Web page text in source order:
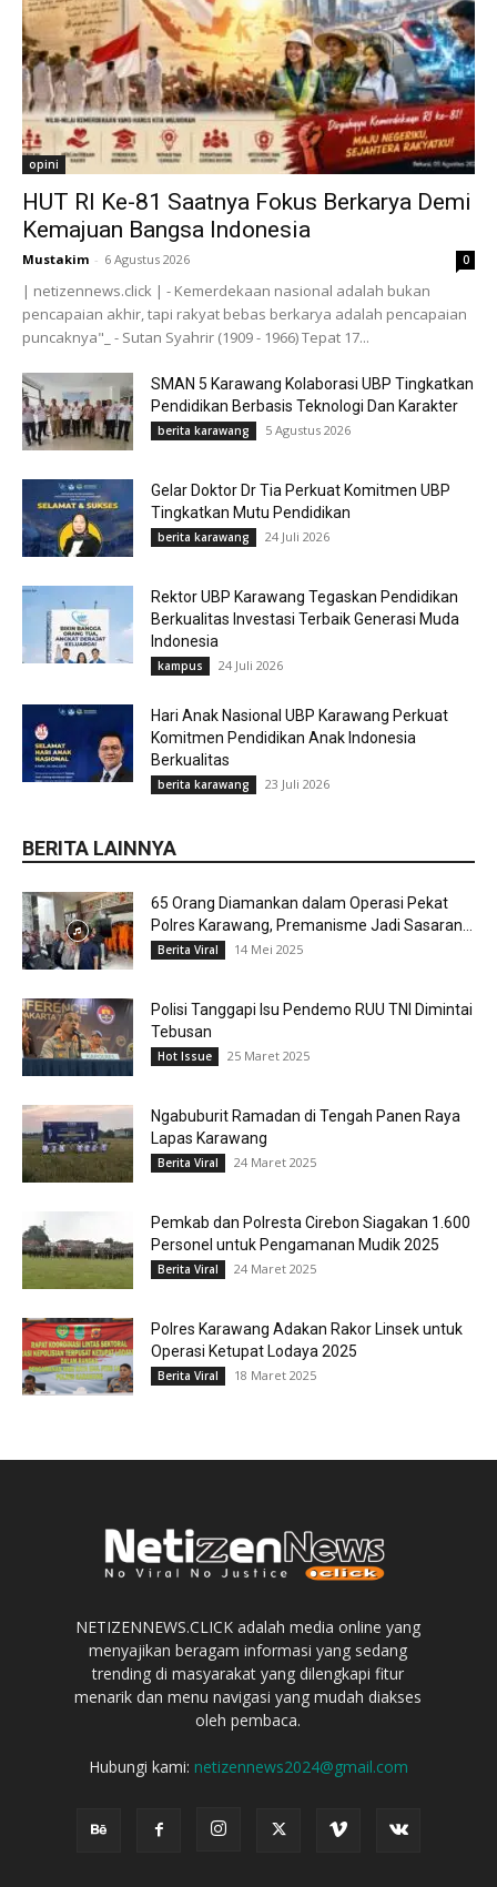
opini
HUT RI Ke-81 Saatnya Fokus Berkarya Demi
Kemajuan Bangsa Indonesia
Mustakim - 6 Agustus 2026 0
| netizennews.click | - Kemerdekaan nasional adalah bukan
pencapaian akhir, tapi rakyat bebas berkarya adalah pencapaian
puncaknya"_ - Sutan Syahrir (1909 - 1966) Tepat 17...
SMAN 5 Karawang Kolaborasi UBP Tingkatkan
Pendidikan Berbasis Teknologi Dan Karakter
berita karawang 5 Agustus 2026
Gelar Doktor Dr Tia Perkuat Komitmen UBP
Tingkatkan Mutu Pendidikan
berita karawang 24 Juli 2026
Rektor UBP Karawang Tegaskan Pendidikan
Berkualitas Investasi Terbaik Generasi Muda
Indonesia
kampus 24 Juli 2026
Hari Anak Nasional UBP Karawang Perkuat
Komitmen Pendidikan Anak Indonesia
Berkualitas
berita karawang 23 Juli 2026
BERITA LAINNYA
65 Orang Diamankan dalam Operasi Pekat
Polres Karawang, Premanisme Jadi Sasaran...
Berita Viral 14 Mei 2025
Polisi Tanggapi Isu Pendemo RUU TNI Dimintai
Tebusan
Hot Issue 25 Maret 2025
Ngabuburit Ramadan di Tengah Panen Raya
Lapas Karawang
Berita Viral 24 Maret 2025
Pemkab dan Polresta Cirebon Siagakan 1.600
Personel untuk Pengamanan Mudik 2025
Berita Viral 24 Maret 2025
Polres Karawang Adakan Rakor Linsek untuk
Operasi Ketupat Lodaya 2025
Berita Viral 18 Maret 2025
NETIZENNEWS.CLICK adalah media online yang
menyajikan beragam informasi yang sedang
trending di masyarakat yang dilengkapi fitur
menarik dan menu navigasi yang mudah diakses
oleh pembaca.
Hubungi kami: netizennews2024@gmail.com